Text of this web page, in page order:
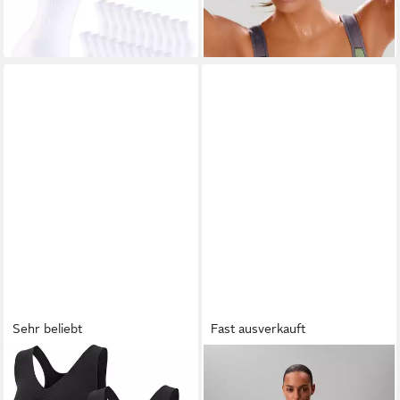
Socken (10-Paar) verstärkte
Ferse & Fußspitze,
Sehr beliebt
PATSY & LOU
Sport-BH (Set,
3er-Pack) superweich und
Fast ausverkauft
CALVIN KLEIN UNDERWEAR
Triangel-BH LGHT LINED